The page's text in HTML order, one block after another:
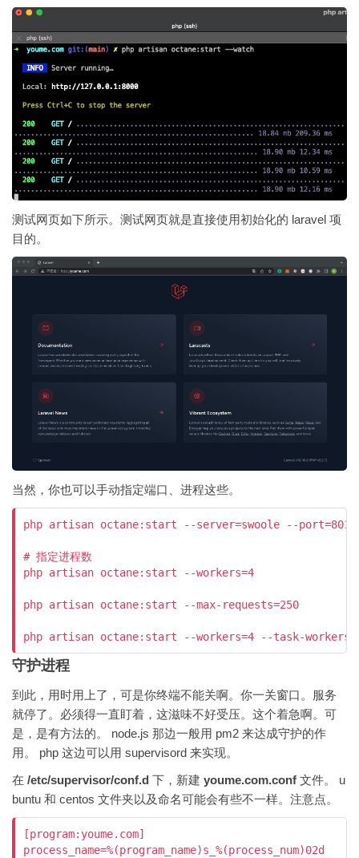
测试网页如下所示。测试网页就是直接使用初始化的 laravel 项
目的。
当然，你也可以手动指定端口、进程这些。
php artisan octane:start --server=swoole --port=8010
# 指定进程数
php artisan octane:start --workers=4
php artisan octane:start --max-requests=250
php artisan octane:start --workers=4 --task-
守护进程
到此，用时用上了，可是你终端不能关啊。你一关窗口。服务
就停了。必须得一直盯着，这滋味不好受压。这个着急啊。可
是，是有方法的。 node.js 那边一般用 pm2 来达成守护的作
用。 php 这边可以用 supervisord 来实现。
在 /etc/supervisor/conf.d 下，新建 youme.com.conf 文件。 u
buntu 和 centos 文件夹以及命名可能会有些不一样。注意点。
[program:youme.com]
process_name=%(program_name)s_%(process_num)02d